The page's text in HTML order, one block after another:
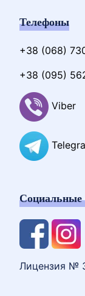
Телефоны
+38 (068)
+38 (095)
Viber
Социальные
Лицензия №